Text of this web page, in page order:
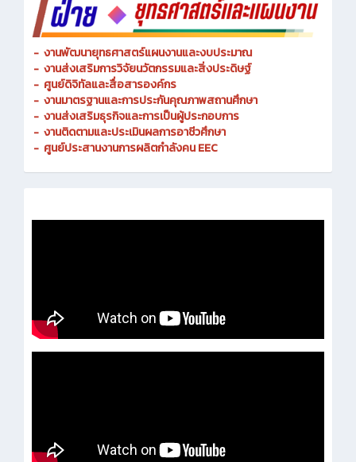
- งานพัฒนายุทธศาสตร์แผนงานและงบประมาณ
- งานส่งเสริมการวิจัยนวัตกรรมและสิ่งประดิษฐ์
- ศูนย์ดิจิทัลและสื่อสารองค์กร
- งานมาตรฐานและการประกันคุณภาพสถานศึกษา
- งานส่งเสริมธุรกิจและการเป็นผู้ประกอบการ
- งานติดตามและประเมินผลการอาชีวศึกษา
-ศูนย์ประสานงานการผลิตกำลังคน EEC